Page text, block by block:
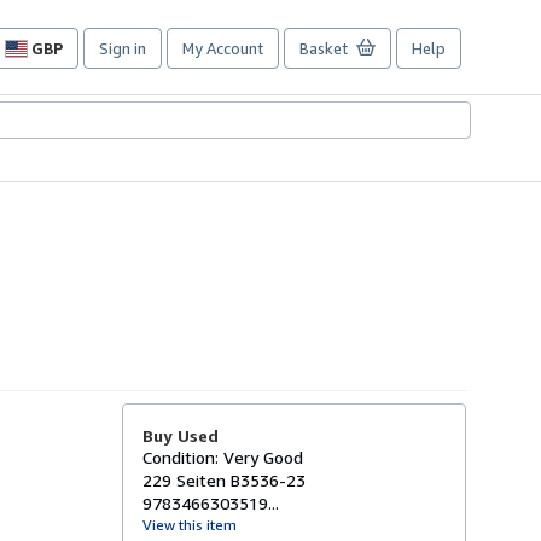
GBP
Site
preferences
Sign in My Account Basket Help
Buy Used
Condition: Very Good
229 Seiten B3536-23
9783466303519...
View this item